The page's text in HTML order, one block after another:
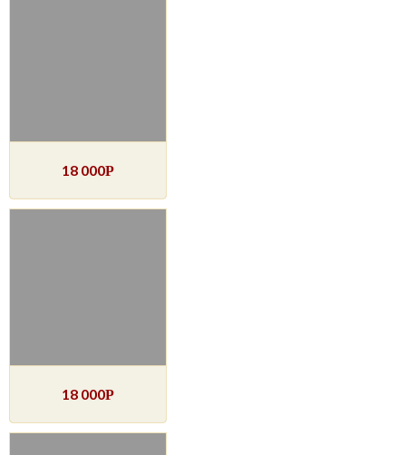
18 000Р
18 000Р